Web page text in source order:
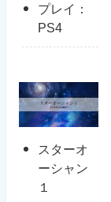
プレイ：
PS4
スターオ
ーシャン
１